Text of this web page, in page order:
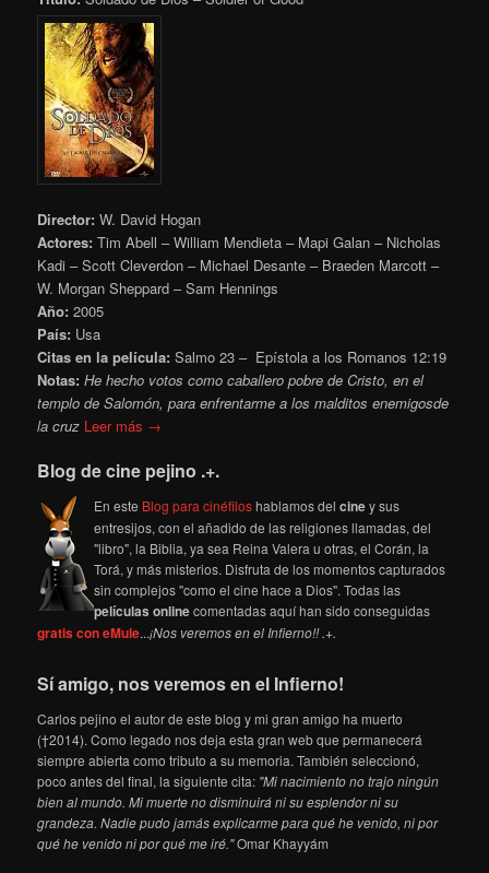
Director: W. David Hogan
Actores: Tim Abell – William Mendieta – Mapi Galan – Nicholas
Kadi – Scott Cleverdon – Michael Desante – Braeden Marcott –
W. Morgan Sheppard – Sam Hennings
Año: 2005
País: Usa
Citas en la película: Salmo 23 – Epístola a los Romanos 12:19
Notas:He hecho votos como caballero pobre de Cristo, en el
templo de Salomón, para enfrentarme a los malditos enemigosde
la cruz Leer más →
Blog de cine pejino .+.
En este Blog para cinéfiloshablamos delciney sus
entresijos, con el añadido de las religiones llamadas, del
"libro", la Biblia, ya sea Reina Valera u otras, el Corán, la
Torá, y más misterios. Disfruta de los momentos capturados
sin complejos "como el cine hace a Dios". Todas las
películas onlinecomentadas aquí han sido conseguidas
gratis con eMule...¡Nos veremos en el Infierno!! .+.
Sí amigo, nos veremos en el Infierno!
Carlos pejino el autor de este blog y mi gran amigo ha muerto
(†2014). Como legado nos deja esta gran web que permanecerá
siempre abierta como tributo a su memoria. También seleccionó,
poco antes del final, la siguiente cita: "Mi nacimiento no trajo ningún
bien al mundo. Mi muerte no disminuirá ni su esplendor ni su
grandeza. Nadie pudo jamás explicarme para qué he venido, ni por
qué he venido ni por qué me iré."Omar Khayyám